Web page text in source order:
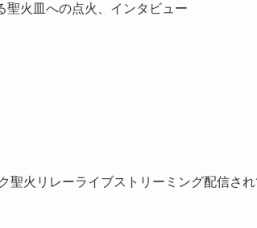
聖火皿への点火、インタビュー
聖火リレーライブストリーミング配信され